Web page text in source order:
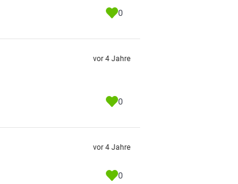
0
vor 4 Jahre
0
vor 4 Jahre
0